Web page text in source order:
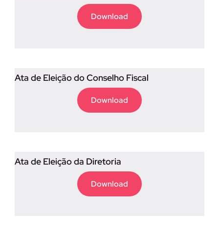
Download
Ata de Eleição do Conselho Fiscal
Download
Ata de Eleição da Diretoria
Download